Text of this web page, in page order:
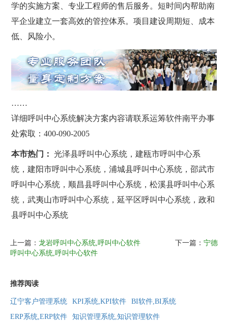
学的实施方案、专业工程师的售后服务。短时间内帮助南
平企业建立一套高效的管控体系。项目建设周期短、成本
低、风险小。
……
详细呼叫中心系统解决方案内容请联系运筹软件南平办事
处索取：400-090-2005
本市热门： 光泽县呼叫中心系统，建瓯市呼叫中心系
统，建阳市呼叫中心系统，浦城县呼叫中心系统，邵武市
呼叫中心系统，顺昌县呼叫中心系统，松溪县呼叫中心系
统，武夷山市呼叫中心系统，延平区呼叫中心系统，政和
县呼叫中心系统
上一篇： 龙岩呼叫中心系统,呼叫中心软件 下一篇： 宁德
呼叫中心系统,呼叫中心软件
推荐阅读
辽宁客户管理系统 KPI系统,KPI软件
BI软件,BI系统
ERP系统,ERP软件
知识管理系统,知识管理软件